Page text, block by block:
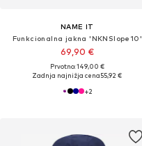
NAME IT
Funkcionalna jakna 'NKNSlope10'
69,90 €
Prvotno: 149,00 €
Zadnja najnižja cena55,92 €
+2